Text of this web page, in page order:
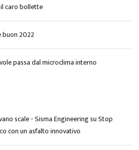
caro bollette
buon 2022
passa dal microclima interno
scale - Sisma EngineeringsuStop
con un asfalto innovativo